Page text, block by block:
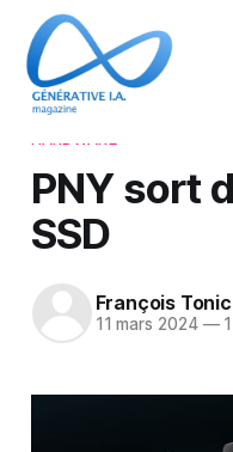
PNY sort
SSD
François Tonic
11 mars 2024 —1